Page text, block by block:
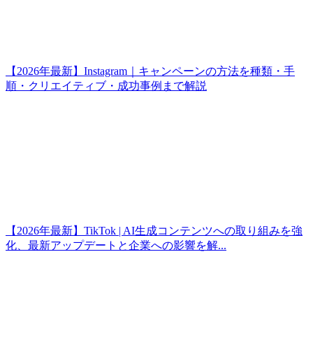
【2026年最新】Instagram｜キャンペーンの方法を種類・手
順・クリエイティブ・成功事例まで解説
【2026年最新】TikTok | AI生成コンテンツへの取り組みを強
化、最新アップデートと企業への影響を解...